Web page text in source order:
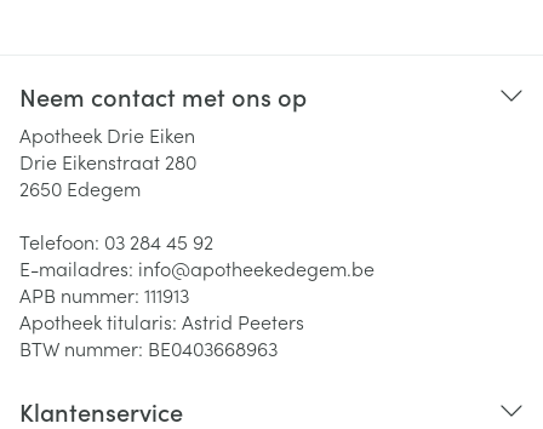
Neem contact met ons op
Apotheek Drie Eiken
Drie Eikenstraat 280
2650 Edegem
Telefoon: 03 284 45 92
E-mailadres: info@apotheekedegem.be
APB nummer: 111913
Apotheek titularis: Astrid Peeters
BTW nummer: BE0403668963
Klantenservice